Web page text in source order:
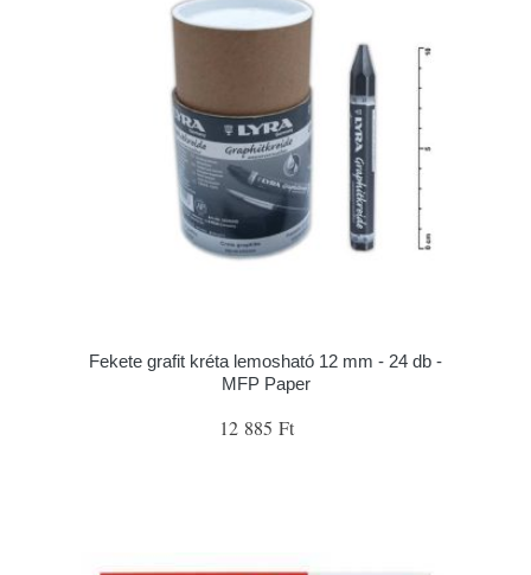
Fekete grafit kréta lemosható 12 mm - 24 db -
MFP Paper
12 885 Ft